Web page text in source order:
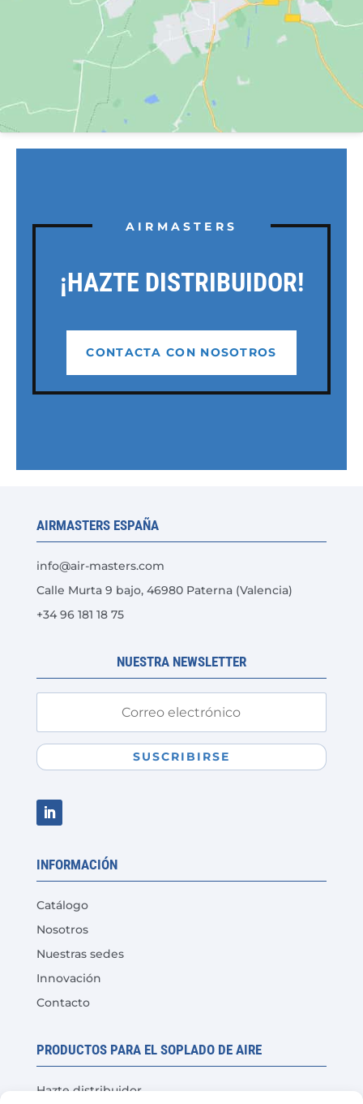
AIRMASTERS
¡HAZTE DISTRIBUIDOR!
CONTACTA CON NOSOTROS
AIRMASTERS ESPAÑA
info@air-masters.com
Calle Murta 9 bajo, 46980 Paterna (Valencia)
+34 96 181 18 75
NUESTRA NEWSLETTER
SUSCRIBIRSE
INFORMACIÓN
Catálogo
Nosotros
Nuestras sedes
Innovación
Contacto
PRODUCTOS PARA EL SOPLADO DE AIRE
Hazte distribuidor